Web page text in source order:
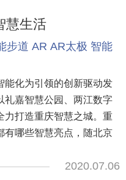
慧生活
步道 AR AR太极 智能
能化为引领的创新驱动发
礼嘉智慧公园、两江数字
力打造重庆智慧之城。重
有哪些智慧亮点，随北京
2020.07.06